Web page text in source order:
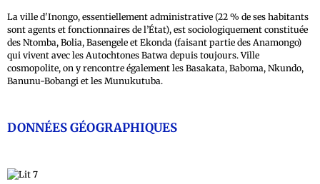
La ville d'Inongo, essentiellement administrative (22 % de ses habitants
sont agents et fonctionnaires de l’État), est sociologiquement constituée
des Ntomba, Bolia, Basengele et Ekonda (faisant partie des Anamongo)
qui vivent avec les Autochtones Batwa depuis toujours. Ville
cosmopolite, on y rencontre également les Basakata, Baboma, Nkundo,
Banunu-Bobangi et les Munukutuba.
DONNÉES GÉOGRAPHIQUES